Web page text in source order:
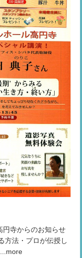
円寺からのお知らせ
方法・プロが伝授し